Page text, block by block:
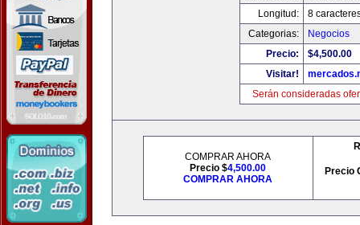
Longitud:
8
Categorias:
Negocios
Precio:
$4,500.00
Visitar!
Serán consideradas
COMPRAR AHORA
Precio $4,500.00
COMPRAR AHORA
Precio